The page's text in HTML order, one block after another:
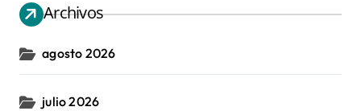
Archivos
agosto 2026
julio 2026